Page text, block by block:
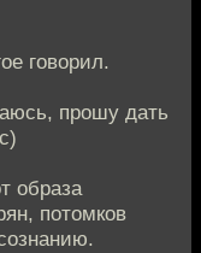
говорил.
прошу дать
образа
потомков